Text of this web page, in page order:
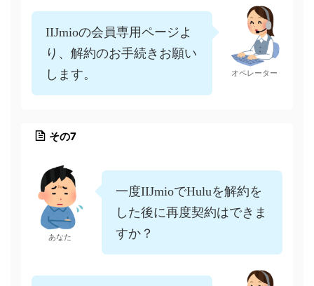
IIJmioの会員専用ページよ
り、解約のお手続きお願い
します。
オペレーター
その7
あなた
一度IIJmioでHuluを解約を
した後に再度契約はできま
すか？